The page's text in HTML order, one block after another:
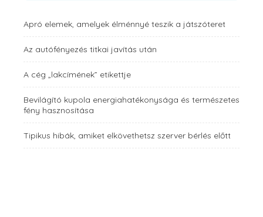
Apró elemek, amelyek élménnyé teszik a játszóteret
Az autófényezés titkai javítás után
A cég „lakcímének” etikettje
Bevilágító kupola energiahatékonysága és természetes
fény hasznosítása
Tipikus hibák, amiket elkövethetsz szerver bérlés előtt